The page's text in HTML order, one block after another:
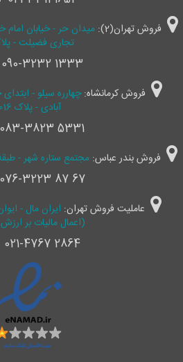
فروش تهران(2):
میدان حر - خیابان امام
تجاری فضیلت - پلاک
3232 1333
فروش کرمانشاه:چهارره سیلو -
آبادی - پلاک 1016
083-3823 5331
فروش بندر عباس: مجتمع ستاره شهر -
3223 87 67
عاملیت فروش تهران:
(اعمال مالیات بر
4767 2864